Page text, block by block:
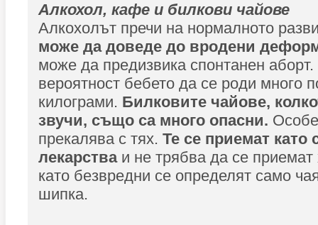
Алкохол, кафе и билкови чайове
Алкохолът пречи на нормалното
може да доведе до вродени
може да предизвика спонтанен
вероятност бебето да се роди много
килограми. Билковите чайове,
звучи, също са много опасни.
прекалява с тях. Те се приемат като
лекарства и не трябва да се приемат
като безвредни се определят само
шипка.